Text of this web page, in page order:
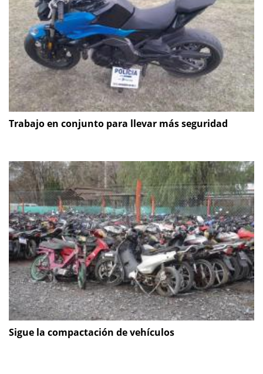
Trabajo en conjunto para llevar más seguridad
Sigue la compactación de vehículos